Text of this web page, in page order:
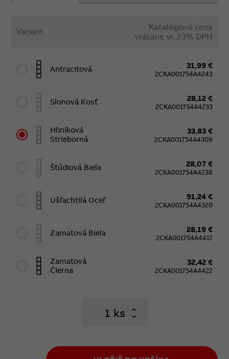
Variant
Katalógová cena
vrátane vr. 23% DPH
Antracitová 31,99 €
2CKA001754A4243
Slonová Kosť 28,12 €
2CKA001754A4233
Hliníková
Strieborná
33,83 €
2CKA001754A4309
Štúdiová Biela 28,07 €
2CKA001754A4238
Ušľachtilá Oceľ 91,24 €
2CKA001754A4320
Zamatová Biela 28,19 €
2CKA001754A4417
Zamatová
Čierna
32,42 €
2CKA001754A4422
ks